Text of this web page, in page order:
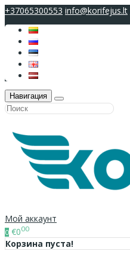
+37065300553 info@korifejus.lt
Навигация
Мой аккаунт
0 €000
Корзина пуста!